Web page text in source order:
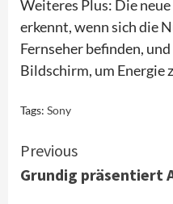
Weiteres Plus: Die
erkennt, wenn sich die
Fernseher befinden,
Bildschirm, um Energie
Tags: Sony
Continue
Reading
Previous
Grundig präsentiert